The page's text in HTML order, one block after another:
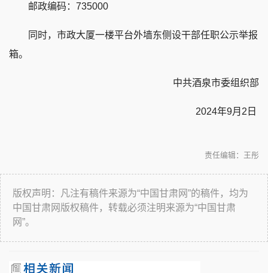
邮政编码：735000
同时，市政大厦一楼平台外墙东侧设干部任职公示举报
箱。
中共酒泉市委组织部
2024年9月2日
责任编辑：王彤
版权声明：凡注有稿件来源为“中国甘肃网”的稿件，均为
中国甘肃网版权稿件，转载必须注明来源为“中国甘肃
网”。